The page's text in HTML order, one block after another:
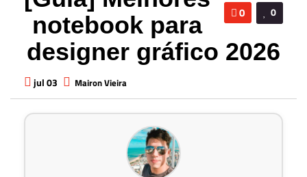
0
0
notebook para
designer gráfico 2026
jul 03 Mairon Vieira